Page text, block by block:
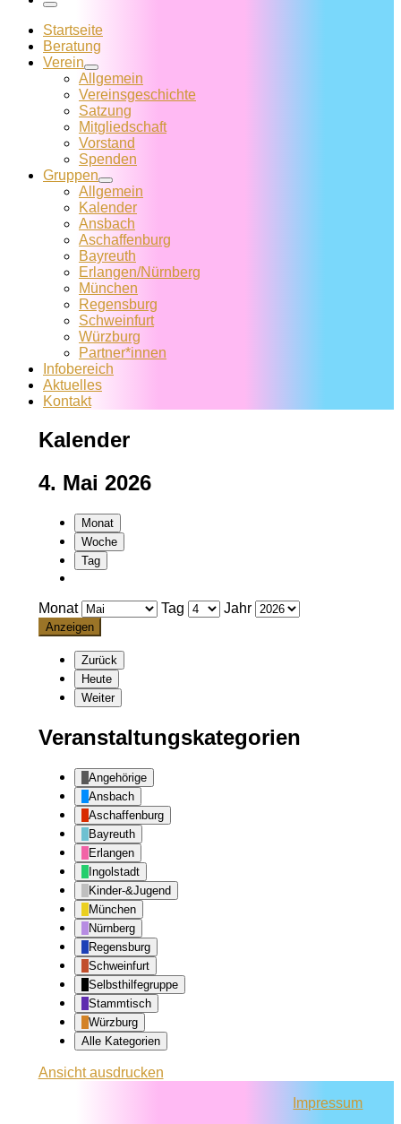
Menü
Startseite
Beratung
Verein
Allgemein
Vereins­geschichte
Satzung
Mitglied­schaft
Vorstand
Spenden
Gruppen
Allgemein
Kalender
Ansbach
Aschaffenburg
Bayreuth
Erlangen/Nürnberg
München
Regensburg
Schweinfurt
Würzburg
Partner*innen
Infobereich
Aktuelles
Kontakt
Kalender
4. Mai 2026
Monat
Woche
Tag
Monat Tag Jahr
Zurück
Heute
Weiter
Veranstaltungskategorien
Angehörige
Ansbach
Aschaffenburg
Bayreuth
Erlangen
Ingolstadt
Kinder-&Jugend
München
Nürnberg
Regensburg
Schweinfurt
Selbsthilfegruppe
Stammtisch
Würzburg
Alle Kategorien
Ansichtausdrucken
Impressum